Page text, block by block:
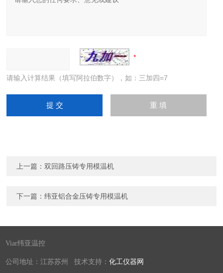
请输入计算结果（填写阿拉伯数字），如：三加四=7
上一篇：双回路压铸专用模温机
下一篇：纬亚铝合金压铸专用模温机
Viar纬亚温控
公司地址：江苏苏州 技术支持：化工仪器网